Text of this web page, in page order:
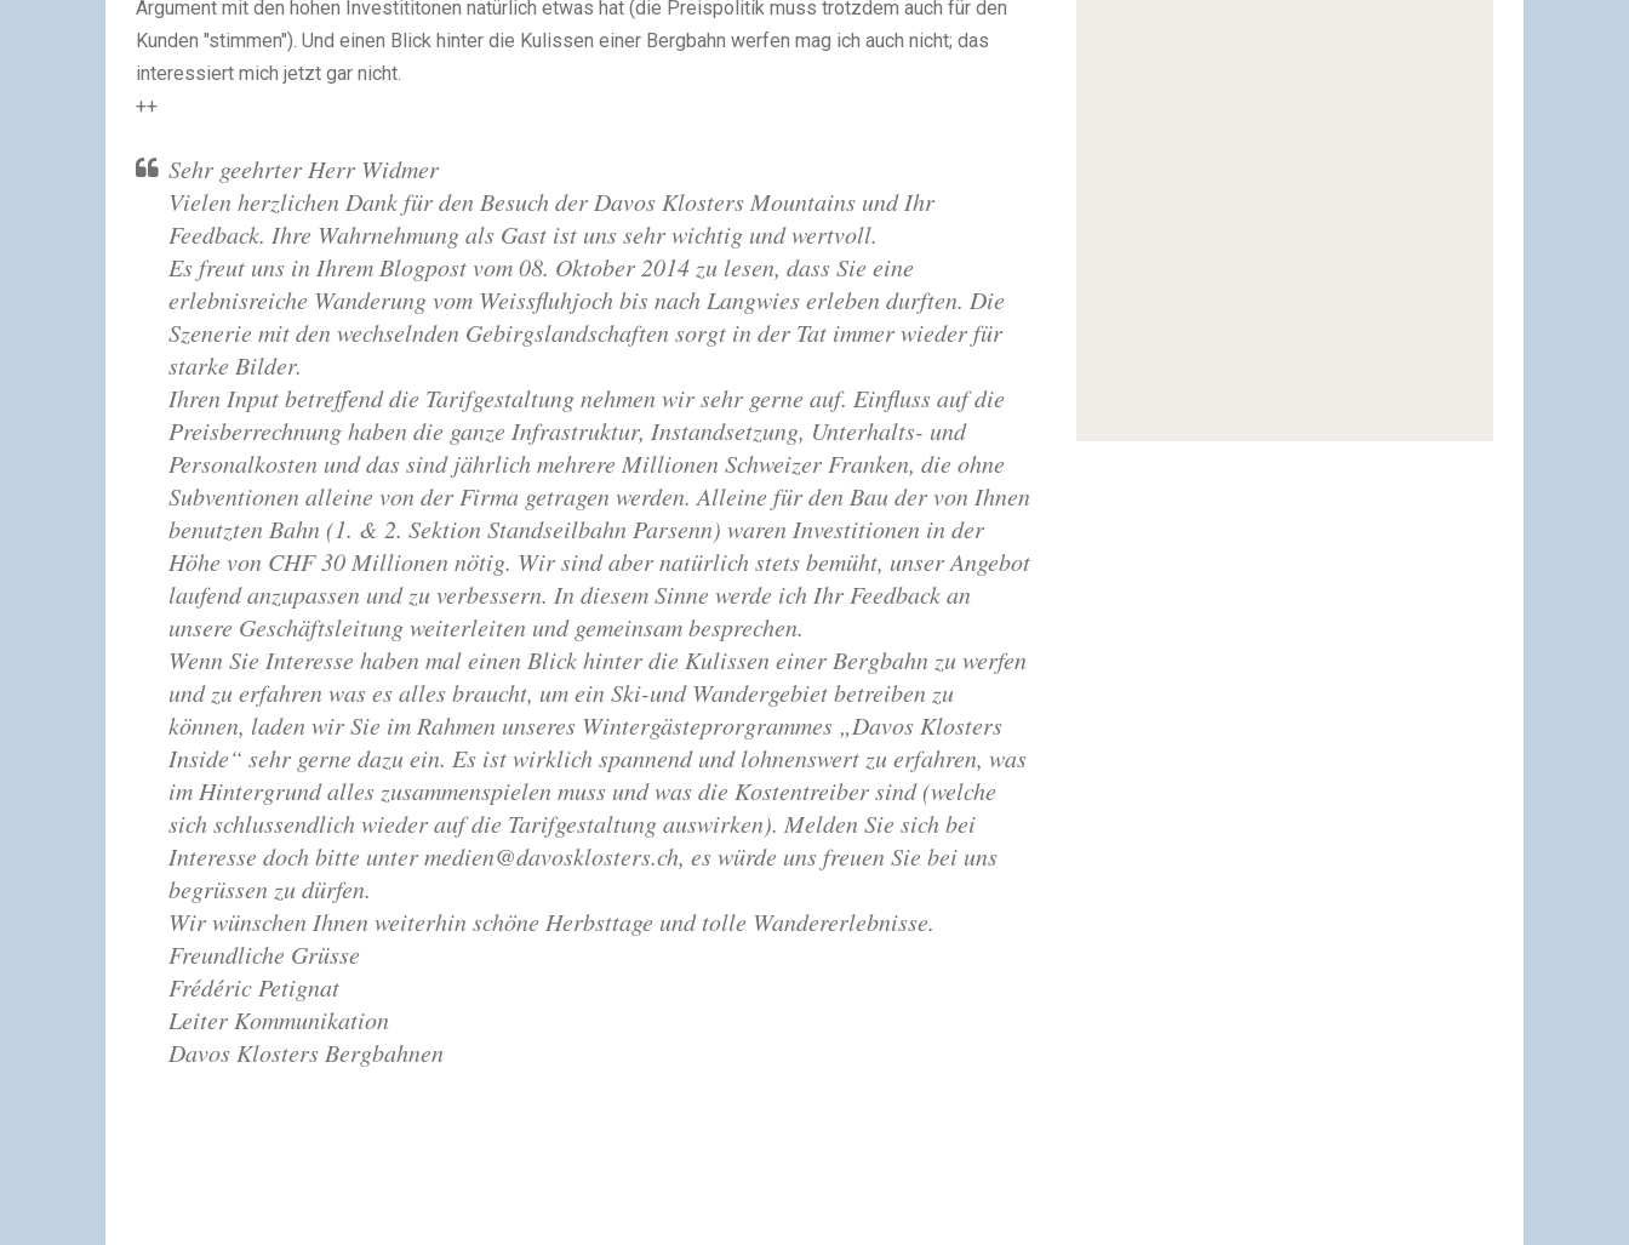
Argument mit den hohen Investititonen natürlich etwas hat (die Preispolitik muss trotzdem auch für den
Kunden "stimmen"). Und einen Blick hinter die Kulissen einer Bergbahn werfen mag ich auch nicht; das
interessiert mich jetzt gar nicht.
++
Sehr geehrter Herr Widmer
Vielen herzlichen Dank für den Besuch der Davos Klosters Mountains und Ihr
Feedback. Ihre Wahrnehmung als Gast ist uns sehr wichtig und wertvoll.
Es freut uns in Ihrem Blogpost vom 08. Oktober 2014 zu lesen, dass Sie eine
erlebnisreiche Wanderung vom Weissfluhjoch bis nach Langwies erleben durften. Die
Szenerie mit den wechselnden Gebirgslandschaften sorgt in der Tat immer wieder für
starke Bilder.
Ihren Input betreffend die Tarifgestaltung nehmen wir sehr gerne auf. Einfluss auf die
Preisberrechnung haben die ganze Infrastruktur, Instandsetzung, Unterhalts- und
Personalkosten und das sind jährlich mehrere Millionen Schweizer Franken, die ohne
Subventionen alleine von der Firma getragen werden. Alleine für den Bau der von Ihnen
benutzten Bahn (1. & 2. Sektion Standseilbahn Parsenn) waren Investitionen in der
Höhe von CHF 30 Millionen nötig. Wir sind aber natürlich stets bemüht, unser Angebot
laufend anzupassen und zu verbessern. In diesem Sinne werde ich Ihr Feedback an
unsere Geschäftsleitung weiterleiten und gemeinsam besprechen.
Wenn Sie Interesse haben mal einen Blick hinter die Kulissen einer Bergbahn zu werfen
und zu erfahren was es alles braucht, um ein Ski-und Wandergebiet betreiben zu
können, laden wir Sie im Rahmen unseres Wintergästeprorgrammes „Davos Klosters
Inside“ sehr gerne dazu ein. Es ist wirklich spannend und lohnenswert zu erfahren, was
im Hintergrund alles zusammenspielen muss und was die Kostentreiber sind (welche
sich schlussendlich wieder auf die Tarifgestaltung auswirken). Melden Sie sich bei
Interesse doch bitte untermedien@davosklosters.ch, es würde uns freuen Sie bei uns
begrüssen zu dürfen.
Wir wünschen Ihnen weiterhin schöne Herbsttage und tolle Wandererlebnisse.
Freundliche Grüsse
Frédéric Petignat
Leiter Kommunikation
Davos Klosters Bergbahnen